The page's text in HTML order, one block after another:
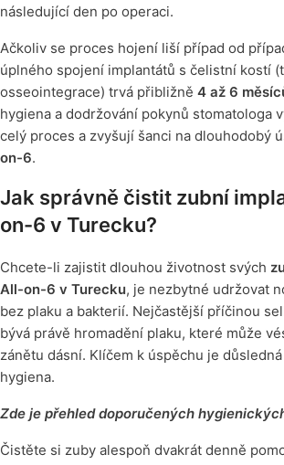
následující den po operaci.
Ačkoliv se proces hojení liší případ od
úplného spojení implantátů s čelistní kostí
osseointegrace) trvá přibližně 4 až 6
hygiena a dodržování pokynů stomatologa
celý proces a zvyšují šanci na dlouhodobý
on-6.
Jak správně čistit zubní
on-6 v Turecku?
Chcete-li zajistit dlouhou životnost svých
All-on-6 v Turecku, je nezbytné udržovat
bez plaku a bakterií. Nejčastější příčinou
bývá právě hromadění plaku, které může
zánětu dásní. Klíčem k úspěchu je
hygiena.
Zde je přehled doporučených
Čistěte si zuby alespoň dvakrát denně